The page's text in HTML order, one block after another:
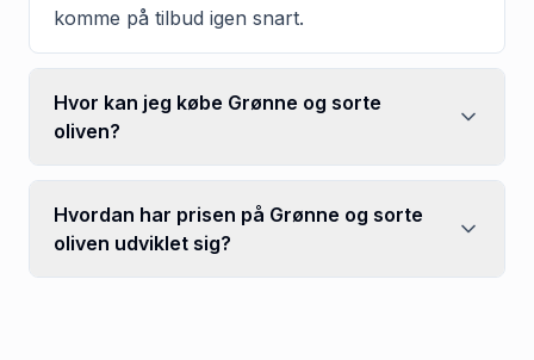
komme på tilbud igen snart.
Hvor kan jeg købe Grønne og sorte
oliven?
Hvordan har prisen på Grønne og sorte
oliven udviklet sig?